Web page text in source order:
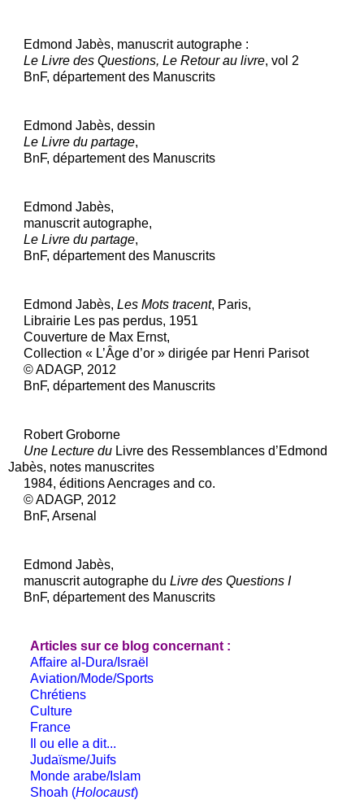
Edmond Jabès, manuscrit autographe :
Le Livre des Questions, Le Retour au livre, vol 2
BnF, département des Manuscrits
Edmond Jabès, dessin
Le Livre du partage,
BnF, département des Manuscrits
Edmond Jabès,
manuscrit autographe,
Le Livre du partage,
BnF, département des Manuscrits
Edmond Jabès, Les Mots tracent, Paris,
Librairie Les pas perdus, 1951
Couverture de Max Ernst,
Collection « L’Âge d’or » dirigée par Henri Parisot
© ADAGP, 2012
BnF, département des Manuscrits
Robert Groborne
Une Lecture du Livre des Ressemblances d’Edmond
Jabès, notes manuscrites
1984, éditions Aencrages and co.
© ADAGP, 2012
BnF, Arsenal
Edmond Jabès,
manuscrit autographe du Livre des Questions I
BnF, département des Manuscrits
Articles sur ce blog concernant :
Affaire al-Dura/Israël
Aviation/Mode/Sports
Chrétiens
Culture
France
Il ou elle a dit...
Judaïsme/Juifs
Monde arabe/Islam
Shoah (Holocaust)